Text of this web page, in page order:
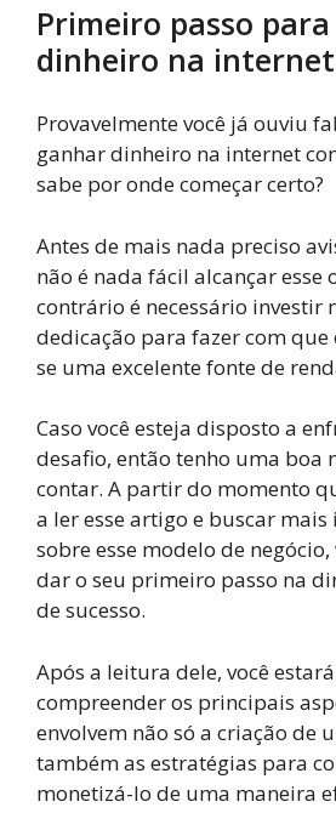
Primeiro passo
dinheiro na
Provavelmente você já ouviu
ganhar dinheiro na internet
sabe por onde começar certo?
Antes de mais nada preciso
não é nada fácil alcançar esse
contrário é necessário investir
dedicação para fazer com que
se uma excelente fonte de
Caso você esteja disposto a
desafio, então tenho uma boa
contar. A partir do momento
a ler esse artigo e buscar mais
sobre esse modelo de
dar o seu primeiro passo na
de sucesso.
Após a leitura dele, você
compreender os principais
envolvem não só a criação de
também as estratégias para
monetizá-lo de uma maneira